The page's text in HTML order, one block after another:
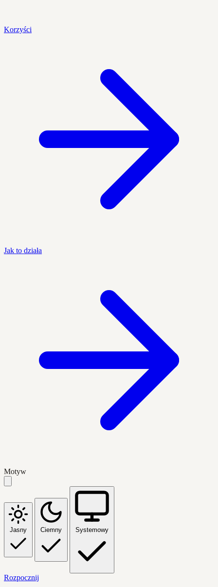
Korzyści
Jak to działa
Motyw
Jasny Ciemny Systemowy
Rozpocznij